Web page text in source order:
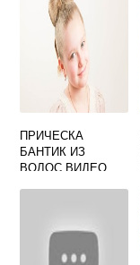
ПРИЧЕСКА
БАНТИК ИЗ
ВОЛОС ВИДЕО